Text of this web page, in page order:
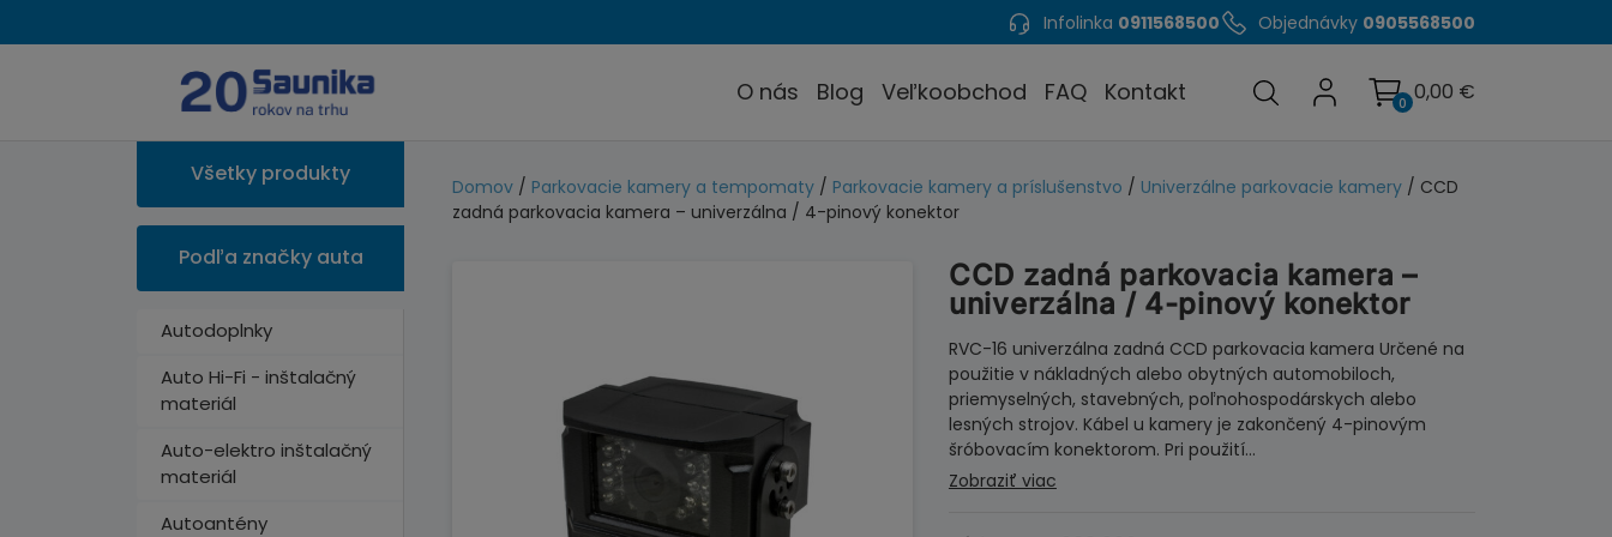
Infolinka 0911568500 Objednávky 0905568500
O nás Blog Veľkoobchod FAQ Kontakt 0 0,00 €
Všetky produkty
Podľa značky auta
Autodoplnky
Auto Hi-Fi - inštalačný
materiál
Auto-elektro inštalačný
materiál
Autoantény
Domov / Parkovacie kamery a tempomaty / Parkovacie kamery a príslušenstvo / Univerzálne parkovacie kamery / CCD
zadná parkovacia kamera – univerzálna / 4-pinový konektor
CCD zadná parkovacia kamera –
univerzálna / 4-pinový konektor
RVC-16 univerzálna zadná CCD parkovacia kamera Určené na
použitie v nákladných alebo obytných automobiloch,
priemyselných, stavebných, poľnohospodárskych alebo
lesných strojov. Kábel u kamery je zakončený 4-pinovým
šróbovacím konektorom. Pri použití…
Zobraziť viac